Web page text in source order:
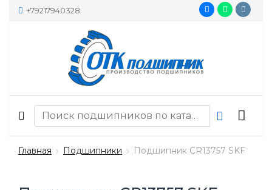
+79217940328
Главная Подшипники Подшипник CR13757 SKF